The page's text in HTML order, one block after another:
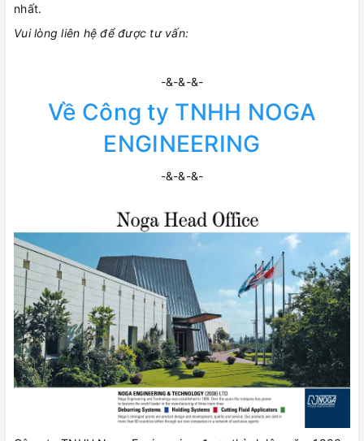
nhất.
Vui lòng liên hệ để được tư vấn:
-&-&-&-
Về Công ty TNHH NOGA
ENGINEERING
-&-&-&-